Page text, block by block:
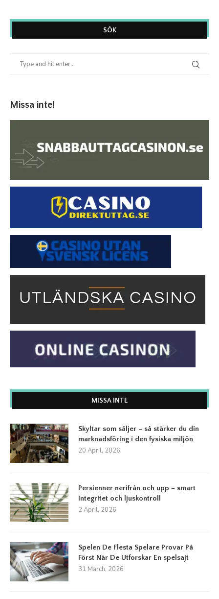
SÖK
Missa inte!
MISSA INTE
Skyltar som säljer – så stärker du din
marknadsföring i den fysiska miljön
20 April, 2026
Persienner nerifrån och upp – smart
integritet och ljuskontroll
2 April, 2026
Spelen De Flesta Spelare Provar På
Först När De Utforskar En spelsajt
31 March, 2026